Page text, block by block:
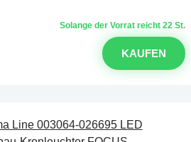
Solange der Vorrat reicht 22 St.
KAUFEN